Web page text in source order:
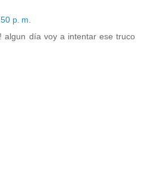
p. m.
algun día voy a intentar ese truco